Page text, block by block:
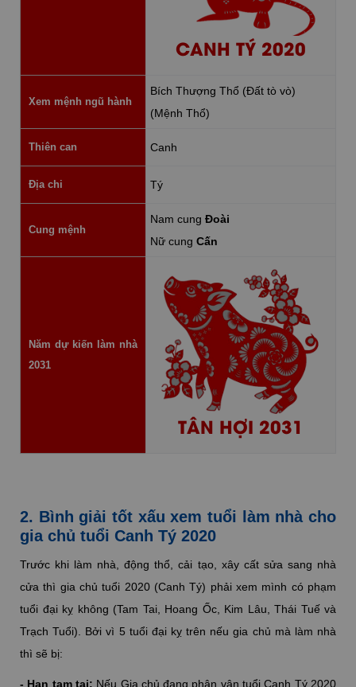
CANH TÝ 2020
Xem mệnh ngũ hành
Bích Thượng Thổ (Đất tò vò)
(Mệnh Thổ)
Thiên can Canh
Địa chi Tý
Cung mệnh
Nam cung Đoài
Nữ cung Cấn
Năm dự kiến làm nhà
2031
TÂN HỢI 2031
2. Bình giải tốt xấu xem tuổi làm nhà cho
gia chủ tuổi Canh Tý 2020
Trước khi làm nhà, động thổ, cải tạo, xây cất sửa sang nhà
cửa thì gia chủ tuổi 2020 (Canh Tý) phải xem mình có phạm
tuổi đại kỵ không (Tam Tai, Hoang Ốc, Kim Lâu, Thái Tuế và
Trạch Tuổi). Bởi vì 5 tuổi đại kỵ trên nếu gia chủ mà làm nhà
thì sẽ bị:
- Hạn tam tai: Nếu Gia chủ đang phân vân tuổi Canh Tý 2020